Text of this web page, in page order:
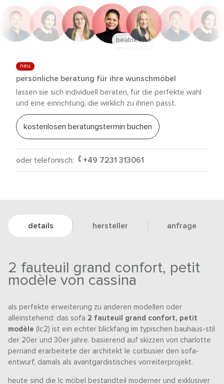
neu
persönliche beratung für ihre wunschmöbel
lassen sie sich individuell beraten, für die perfekte wahl
und eine einrichtung, die wirklich zu ihnen passt.
kostenlosen beratungstermin buchen
oder telefonisch: +49 7231 313061
anna trautz
details hersteller anfrage
2 fauteuil grand confort, petit
modèle von cassina
als perfekte erweiterung zu anderen modellen oder
alleinstehend: das sofa 2 fauteuil grand confort, petit
modèle (lc2) ist ein echter blickfang im typischen bauhaus-stil
der 20er und 30er jahre. basierend auf skizzen von charlotte
perriand erarbeitete der architekt le corbusier den sofa-
entwurf, damals als avantgardistisches vorreiterprojekt.
heute sind die lc möbel bestandteil moderner und exklusiver